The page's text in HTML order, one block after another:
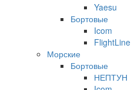
Yaesu
Бортовые
Icom
FlightLine
Морские
Бортовые
НЕПТУН